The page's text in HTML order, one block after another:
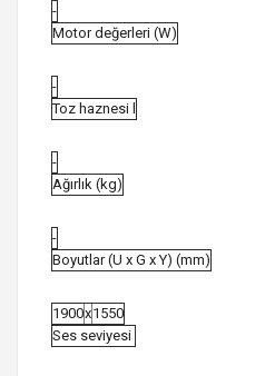
-
Motor değerleri (W)
-
Toz haznesi l
-
Ağırlık (kg)
-
Boyutlar (U x G x Y) (mm)
1900x1550
Ses seviyesi